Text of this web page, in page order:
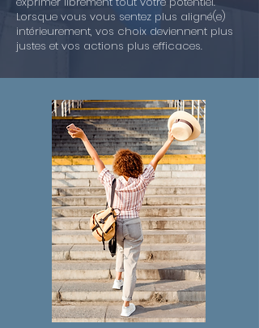
Lorsque vous vous sentez plus aligné(e)
intérieurement, vos choix deviennent plus
justes et vos actions plus efficaces.